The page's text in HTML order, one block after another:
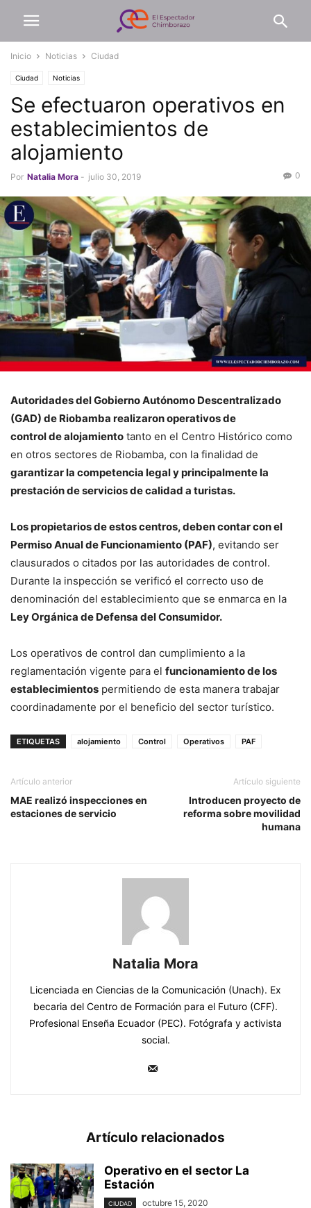
Inicio Noticias Ciudad
Ciudad Noticias
Se efectuaron operativos en
establecimientos de
alojamiento
Por Natalia Mora - julio 30, 2019 0
Autoridades del Gobierno Autónomo Descentralizado
(GAD) de Riobamba realizaron operativos de
control de alojamiento tanto en el Centro Histórico como
en otros sectores de Riobamba, con la finalidad de
garantizar la competencia legal y principalmente la
prestación de servicios de calidad a turistas.
Los propietarios de estos centros, deben contar con el
Permiso Anual de Funcionamiento (PAF), evitando ser
clausurados o citados por las autoridades de control.
Durante la inspección se verificó el correcto uso de
denominación del establecimiento que se enmarca en la
Ley Orgánica de Defensa del Consumidor.
Los operativos de control dan cumplimiento a la
reglamentación vigente para el funcionamiento de los
establecimientos permitiendo de esta manera trabajar
coordinadamente por el beneficio del sector turístico.
ETIQUETAS alojamiento Control Operativos PAF
Artículo anterior
MAE realizó inspecciones en
estaciones de servicio
Artículo siguiente
Introducen proyecto de
reforma sobre movilidad
humana
Natalia Mora
Licenciada en Ciencias de la Comunicación (Unach). Ex
becaria del Centro de Formación para el Futuro (CFF).
Profesional Enseña Ecuador (PEC). Fotógrafa y activista
social.
Artículo relacionados
Operativo en el sector La
Estación
CIUDAD octubre 15, 2020